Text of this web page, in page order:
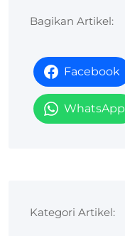
Bagikan Artikel:
Facebook
WhatsApp
Kategori Artikel: